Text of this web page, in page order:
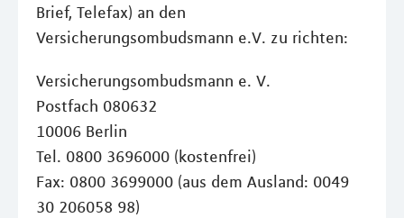
Brief, Telefax) an den
Versicherungsombudsmann e.V. zu richten:
Versicherungsombudsmann e. V.
Postfach 080632
10006 Berlin
Tel. 0800 3696000 (kostenfrei)
Fax: 0800 3699000 (aus dem Ausland: 0049
30 206058 98)